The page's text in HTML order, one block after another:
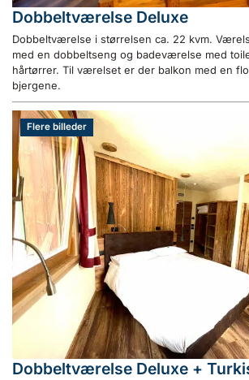
Dobbeltværelse Deluxe
Dobbeltværelse i størrelsen ca. 22 kvm.
med en dobbeltseng og badeværelse med
hårtørrer. Til værelset er der balkon med en
bjergene.
Flere billeder
Dobbeltværelse Deluxe +